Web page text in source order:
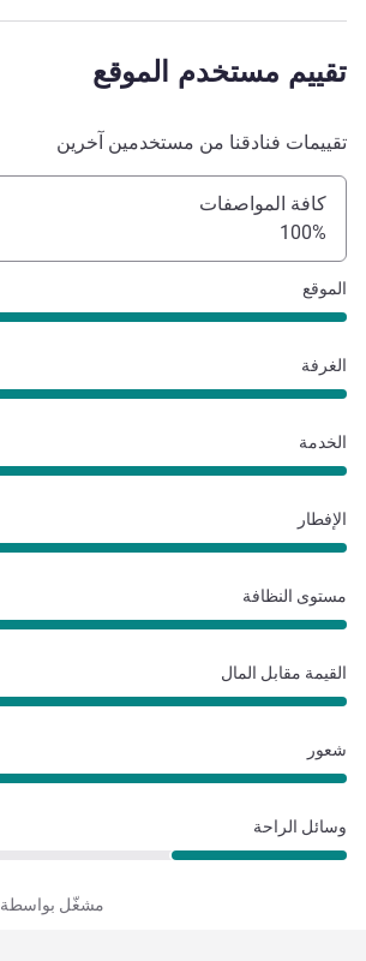
تقييم مستخدم الموقع
تقييمات فنادقنا من مستخدمين آخرين
كافة المواصفات
100%
الموقع
الغرفة
الخدمة
الإفطار
مستوى النظافة
القيمة مقابل المال
شعور
وسائل الراحة
مشغّل بواسطة